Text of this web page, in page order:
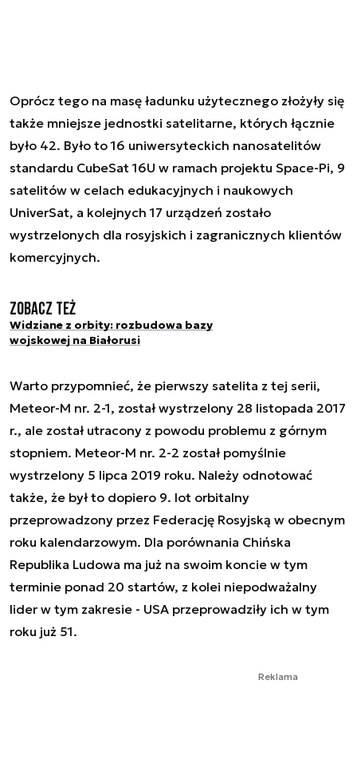
Oprócz tego na masę ładunku użytecznego złożyły się
także mniejsze jednostki satelitarne, których łącznie
było 42. Było to 16 uniwersyteckich nanosatelitów
standardu CubeSat 16U w ramach projektu Space-Pi, 9
satelitów w celach edukacyjnych i naukowych
UniverSat, a kolejnych 17 urządzeń zostało
wystrzelonych dla rosyjskich i zagranicznych klientów
komercyjnych.
Zobacz też
Widziane z orbity: rozbudowa bazy
wojskowej na Białorusi
Warto przypomnieć, że pierwszy satelita z tej serii,
Meteor-M nr. 2-1, został wystrzelony 28 listopada 2017
r., ale został utracony z powodu problemu z górnym
stopniem. Meteor-M nr. 2-2 został pomyślnie
wystrzelony 5 lipca 2019 roku. Należy odnotować
także, że był to dopiero 9. lot orbitalny
przeprowadzony przez Federację Rosyjską w obecnym
roku kalendarzowym. Dla porównania Chińska
Republika Ludowa ma już na swoim koncie w tym
terminie ponad 20 startów, z kolei niepodważalny
lider w tym zakresie - USA przeprowadziły ich w tym
roku już 51.
Reklama